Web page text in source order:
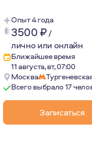
Опыт 4 года
3500₽/
лично или онлайн
Ближайшее время
11 августа, вт, 07:00
Москва
Всего выбрало 17
Записаться
и